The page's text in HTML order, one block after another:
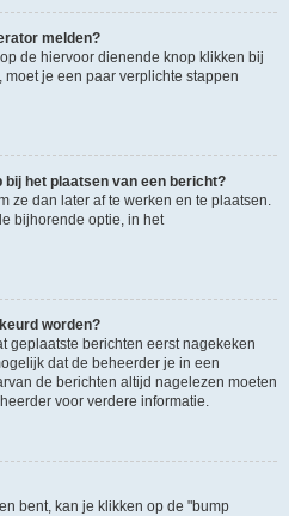
melden?
de hiervoor dienende knop klikken bij
moet je een paar verplichte stappen
het plaatsen van een bericht?
ze dan later af te werken en te plaatsen.
bijhorende optie, in het
worden?
geplaatste berichten eerst nagekeken
dat de beheerder je in een
de berichten altijd nagelezen moeten
voor verdere informatie.
bent, kan je klikken op de "bump